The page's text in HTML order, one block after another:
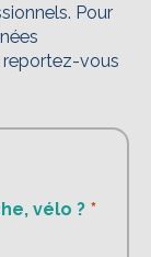
Pour
reportez-vous
vélo ?